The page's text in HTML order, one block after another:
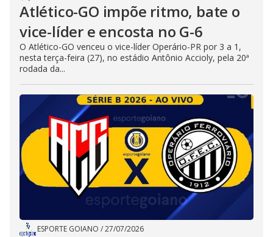
Atlético-GO impõe ritmo, bate o
vice-líder e encosta no G-6
O Atlético-GO venceu o vice-líder Operário-PR por 3 a 1,
nesta terça-feira (27), no estádio Antônio Accioly, pela 20ª
rodada da...
ESPORTE GOIANO /27/07/2026